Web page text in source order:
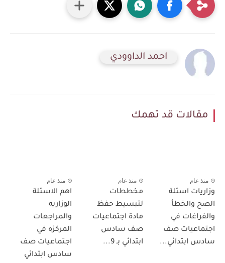
احمد الداوودي
مقالات قد تهمك
منذ عام
وزاريات اسئلة
الصح والخطأ
والفراغات في
اجتماعيات صف
سادس ابتدائي...
منذ عام
مخططات
لتبسيط حفظ
مادة اجتماعيات
صف سادس
ابتدائي بـ 9...
منذ عام
اهم الاسئلة
الوزاريه
والمراجعات
المركزه في
اجتماعيات صف
سادس ابتدائي